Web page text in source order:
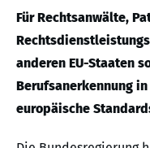
Für Rechtsanwälte,
anderen EU-Staaten
Berufsanerkennung
europäische